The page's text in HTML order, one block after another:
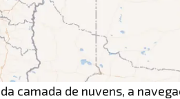
camada de nuvens, a